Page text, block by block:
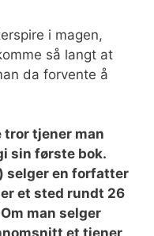
i magen,
så langt at
da forvente å
tror tjener man
sin første bok.
selger en forfatter
et sted rundt 26
man selger
et tjener